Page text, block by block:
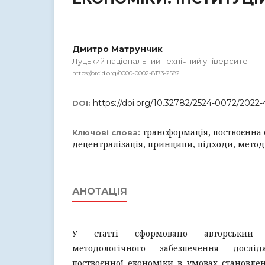
Дмитро Матрунчик
Луцький національний технічний університет
https://orcid.org/0000-0002-8173-2582
DOI: https://doi.org/10.32782/2524-0072/2022-
Ключові слова: трансформація, поствоєнна
децентралізація, принципи, підходи,
АНОТАЦІЯ
У статті сформовано авторський
методологічного забезпечення